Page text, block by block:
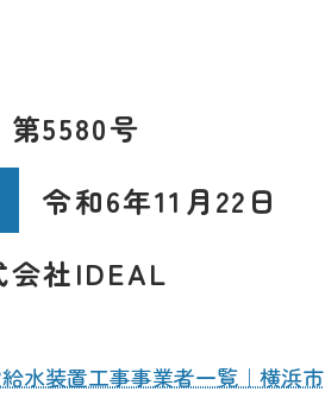
第5580号
令和6年11月22日
会社IDEAL
水装置工事事業者一覧｜横浜市